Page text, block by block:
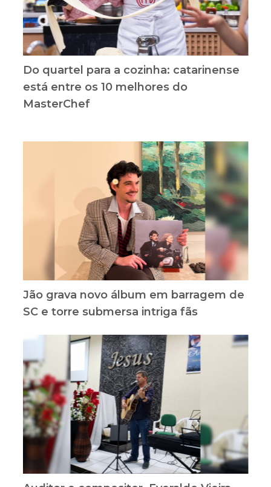
Do quartel para a cozinha: catarinense
está entre os 10 melhores do
MasterChef
Jão grava novo álbum em barragem de
SC e torre submersa intriga fãs